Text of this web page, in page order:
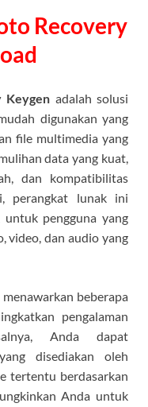
Recovery
Keygen adalah solusi
digunakan yang
file multimedia yang
data yang kuat,
dan kompatibilitas
perangkat lunak ini
pengguna yang
video, dan audio yang
beberapa
pengalaman
Anda dapat
disediakan oleh
tertentu berdasarkan
Anda untuk